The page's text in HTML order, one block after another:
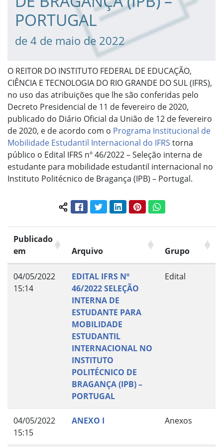
PORTUGAL
de 4 de maio de 2022
O REITOR DO INSTITUTO FEDERAL DE EDUCAÇÃO,
CIÊNCIA E TECNOLOGIA DO RIO GRANDE DO SUL (IFRS),
no uso das atribuições que lhe são conferidas pelo
Decreto Presidencial de 11 de fevereiro de 2020,
publicado do Diário Oficial da União de 12 de fevereiro
de 2020, e de acordo com o Programa Institucional de
Mobilidade Estudantil Internacional do IFRS torna
público o Edital IFRS nº 46/2022 – Seleção interna de
estudante para mobilidade estudantil internacional no
Instituto Politécnico de Bragança (IPB) – Portugal.
Compartilhar conteúdo:
FacebookTwitterLinkedInPinterestWhatsApp
Publicado
em
Arquivo Grupo
04/05/2022
15:14
EDITAL IFRS Nº
46/2022 SELEÇÃO
INTERNA DE
ESTUDANTE PARA
MOBILIDADE
ESTUDANTIL
INTERNACIONAL NO
INSTITUTO
POLITÉCNICO DE
BRAGANÇA (IPB) –
PORTUGAL
Edital
04/05/2022
15:15
ANEXO I Anexos